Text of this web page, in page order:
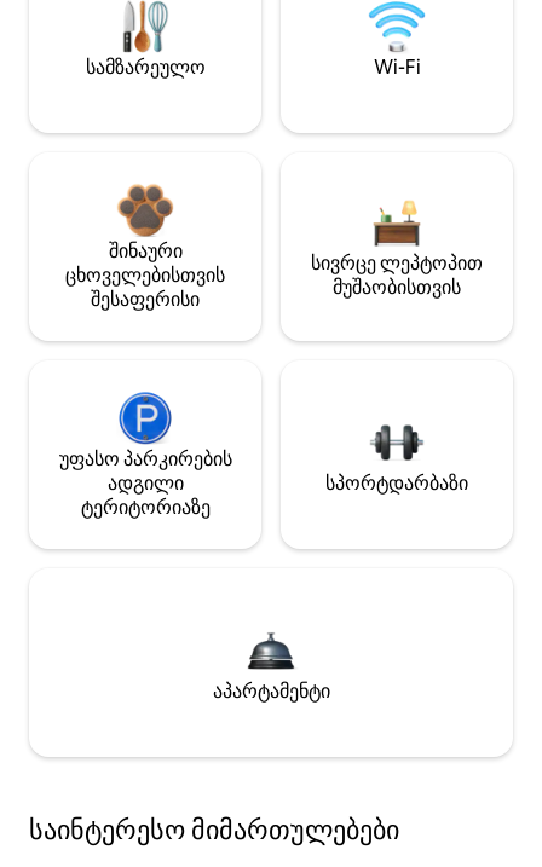
სამზარეულო Wi-Fi
შინაური
ცხოველებისთვის
შესაფერისი
სივრცე ლეპტოპით
მუშაობისთვის
უფასო პარკირების
ადგილი
ტერიტორიაზე
სპორტდარბაზი
აპარტამენტი
საინტერესო მიმართულებები